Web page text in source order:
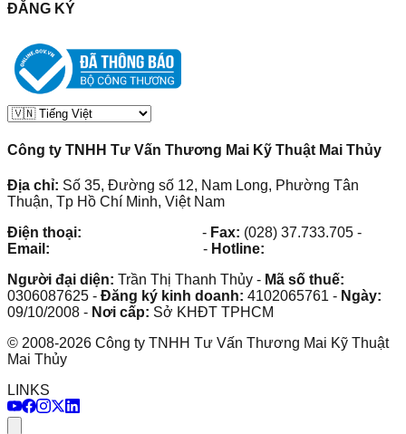
ĐĂNG KÝ
Công ty TNHH Tư Vấn Thương Mai Kỹ Thuật Mai Thủy
Địa chỉ: Số 35, Đường số 12, Nam Long, Phường Tân
Thuận, Tp Hồ Chí Minh, Việt Nam
Điện thoại:
- Fax: (028) 37.733.705 -
Email:
- Hotline:
Người đại diện: Trần Thị Thanh Thủy - Mã số thuế:
0306087625 - Đăng ký kinh doanh: 4102065761 - Ngày:
09/10/2008 - Nơi cấp: Sở KHĐT TPHCM
© 2008-2026 Công ty TNHH Tư Vấn Thương Mai Kỹ Thuật
Mai Thủy
LINKS